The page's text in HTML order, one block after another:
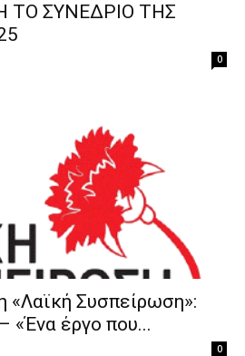
ΣΥΝΕΔΡΙΟ ΤΗΣ
0
«Λαϊκή Συσπείρωση»:
«Ένα έργο που...
0